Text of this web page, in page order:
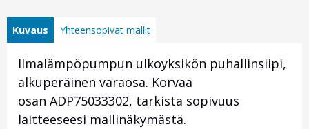
Kuvaus Yhteensopivat mallit
Ilmalämpöpumpun ulkoyksikön puhallinsiipi,
alkuperäinen varaosa. Korvaa
osan ADP75033302, tarkista sopivuus
laitteeseesi mallinäkymästä.